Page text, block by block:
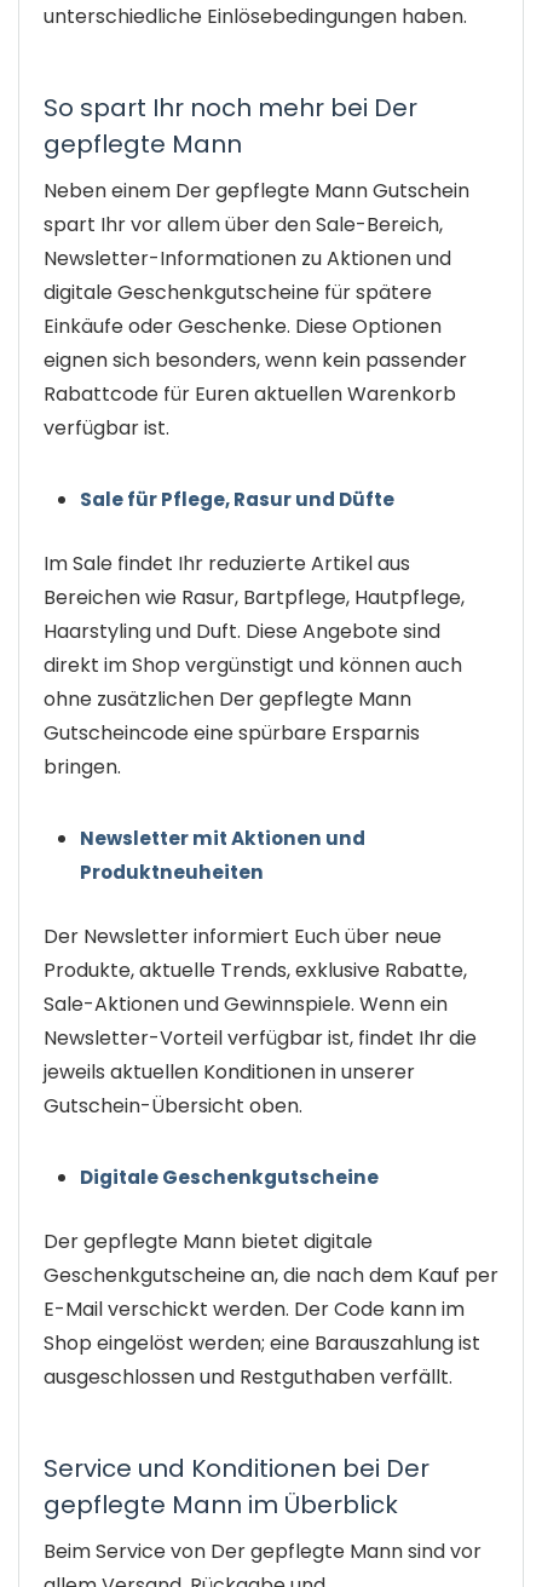
unterschiedliche Einlösebedingungen haben.
So spart Ihr noch mehr bei Der
gepflegte Mann
Neben einem Der gepflegte Mann Gutschein
spart Ihr vor allem über den Sale-Bereich,
Newsletter-Informationen zu Aktionen und
digitale Geschenkgutscheine für spätere
Einkäufe oder Geschenke. Diese Optionen
eignen sich besonders, wenn kein passender
Rabattcode für Euren aktuellen Warenkorb
verfügbar ist.
Sale für Pflege, Rasur und Düfte
Im Sale findet Ihr reduzierte Artikel aus
Bereichen wie Rasur, Bartpflege, Hautpflege,
Haarstyling und Duft. Diese Angebote sind
direkt im Shop vergünstigt und können auch
ohne zusätzlichen Der gepflegte Mann
Gutscheincode eine spürbare Ersparnis
bringen.
Newsletter mit Aktionen und
Produktneuheiten
Der Newsletter informiert Euch über neue
Produkte, aktuelle Trends, exklusive Rabatte,
Sale-Aktionen und Gewinnspiele. Wenn ein
Newsletter-Vorteil verfügbar ist, findet Ihr die
jeweils aktuellen Konditionen in unserer
Gutschein-Übersicht oben.
Digitale Geschenkgutscheine
Der gepflegte Mann bietet digitale
Geschenkgutscheine an, die nach dem Kauf per
E-Mail verschickt werden. Der Code kann im
Shop eingelöst werden; eine Barauszahlung ist
ausgeschlossen und Restguthaben verfällt.
Service und Konditionen bei Der
gepflegte Mann im Überblick
Beim Service von Der gepflegte Mann sind vor